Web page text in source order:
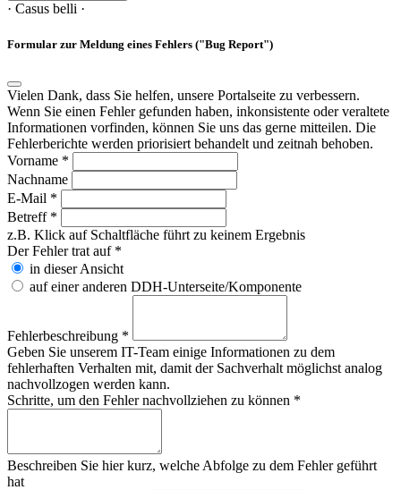
· Casus belli ·
Formular zur Meldung eines Fehlers ("Bug Report")
Vielen Dank, dass Sie helfen, unsere Portalseite zu verbessern.
Wenn Sie einen Fehler gefunden haben, inkonsistente oder veraltete
Informationen vorfinden, können Sie uns das gerne mitteilen. Die
Fehlerberichte werden priorisiert behandelt und zeitnah behoben.
Vorname *
Nachname
E-Mail *
Betreff *
z.B. Klick auf Schaltfläche führt zu keinem Ergebnis
Der Fehler trat auf *
in dieser Ansicht
auf einer anderen DDH-Unterseite/Komponente
Fehlerbeschreibung *
Geben Sie unserem IT-Team einige Informationen zu dem
fehlerhaften Verhalten mit, damit der Sachverhalt möglichst analog
nachvollzogen werden kann.
Schritte, um den Fehler nachvollziehen zu können *
Beschreiben Sie hier kurz, welche Abfolge zu dem Fehler geführt
hat